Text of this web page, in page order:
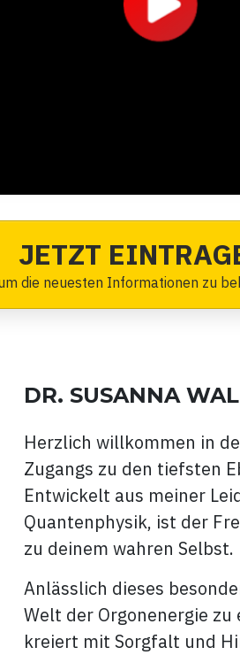
JETZT
die neuesten Informationen zu
DR. SUSANNA
Herzlich willkommen in
Zugangs zu den tiefsten
Entwickelt aus meiner
Quantenphysik, ist der
zu deinem wahren Selbst.
Anlässlich dieses
Welt der Orgonenergie
kreiert mit Sorgfalt und